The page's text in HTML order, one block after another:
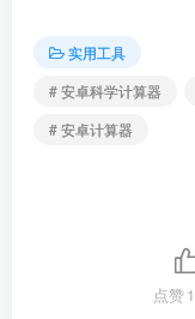
实用工具
# 安卓科学计算器
# 安卓计算器
点赞